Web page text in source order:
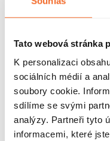
Tato webová stránka
K personalizaci
sociálních médií a
soubory cookie.
sdílíme se svými
analýzy. Partneři tyto
informacemi, které